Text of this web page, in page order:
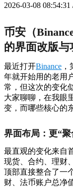
2026-03-08 08:54:31
币安（
的界面改版与
最近打开Binance
年就开始用的老用
常，但这次的变化
大家聊聊，在我眼
变，而哪些核心的
界面布局：更“
最直观的变化来自
现货、合约、理财
顶部直接整合了一
财、法币账户总净